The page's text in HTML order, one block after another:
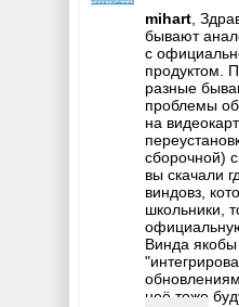
mihart,
бывают
с
продуктом.
разные
проблемы
на
сборочной)
вы скачали
виндовз,
школьники,
Винда
неё тоже